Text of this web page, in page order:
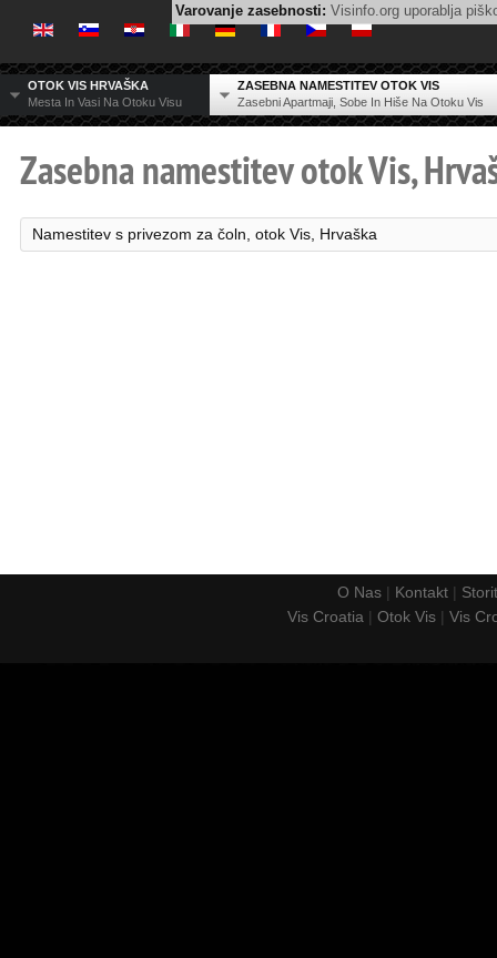
Varovanje zasebnosti: Visinfo.org uporablja
OTOK VIS HRVAŠKA
Mesta In Vasi Na Otoku Visu
ZASEBNA NAMESTITEV OTOK VIS
Zasebni Apartmaji, Sobe In Hiše Na Otoku Vis
Zasebna namestitev otok Vis,
Namestitev s privezom za čoln, otok Vis, Hrvaška
O Nas| Kontakt|
Vis Croatia | Otok Vis| Vis